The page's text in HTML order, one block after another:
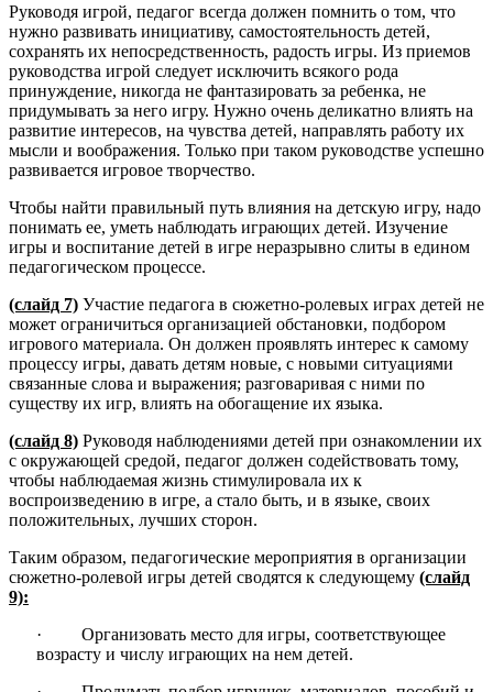
Руководя игрой, педагог всегда должен помнить о том, что
нужно развивать инициативу, самостоятельность детей,
сохранять их непосредственность, радость игры. Из приемов
руководства игрой следует исключить всякого рода
принуждение, никогда не фантазировать за ребенка, не
придумывать за него игру. Нужно очень деликатно влиять на
развитие интересов, на чувства детей, направлять работу их
мысли и воображения. Только при таком руководстве успешно
развивается игровое творчество.
Чтобы найти правильный путь влияния на детскую игру, надо
понимать ее, уметь наблюдать играющих детей. Изучение
игры и воспитание детей в игре неразрывно слиты в едином
педагогическом процессе.
(слайд 7) Участие педагога в сюжетно-ролевых играх детей не
может ограничиться организацией обстановки, подбором
игрового материала. Он должен проявлять интерес к самому
процессу игры, давать детям новые, с новыми ситуациями
связанные слова и выражения; разговаривая с ними по
существу их игр, влиять на обогащение их языка.
(слайд 8) Руководя наблюдениями детей при ознакомлении их
с окружающей средой, педагог должен содействовать тому,
чтобы наблюдаемая жизнь стимулировала их к
воспроизведению в игре, а стало быть, и в языке, своих
положительных, лучших сторон.
Таким образом, педагогические мероприятия в организации
сюжетно-ролевой игры детей сводятся к следующему (слайд
9):
· Организовать место для игры, соответствующее
возрасту и числу играющих на нем детей.